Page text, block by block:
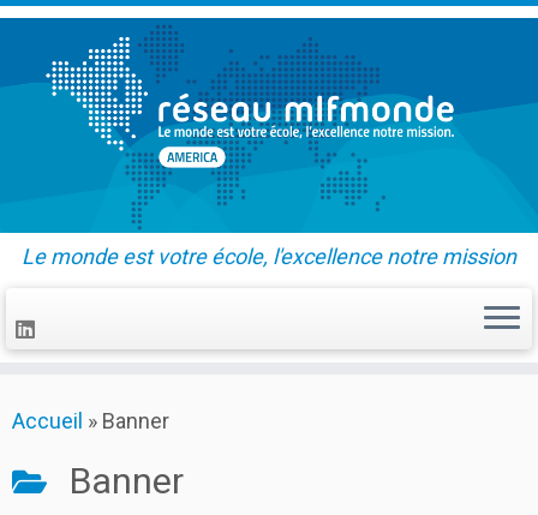
to
Le monde est votre école, l'excellence notre mission
Accueil » Banner
Banner